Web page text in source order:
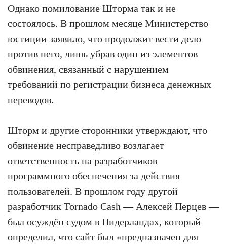
Однако помилование Шторма так и не
состоялось. В прошлом месяце Министерство
юстиции заявило, что продолжит вести дело
против него, лишь убрав один из элементов
обвинения, связанный с нарушением
требований по регистрации бизнеса денежных
переводов.
Шторм и другие сторонники утверждают, что
обвинение несправедливо возлагает
ответственность на разработчиков
программного обеспечения за действия
пользователей. В прошлом году другой
разработчик Tornado Cash — Алексей Перцев —
был осуждён судом в Нидерландах, который
определил, что сайт был «предназначен для